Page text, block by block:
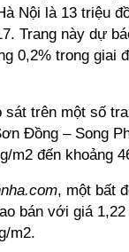
Nội là 13 triệu
Trang này dự
0,2% trong giai
sát trên một số
Đồng – Song
m2 đến khoảng
, một bất
bán với giá
m2.